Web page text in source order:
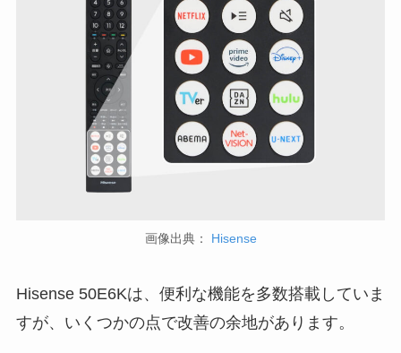
画像出典： Hisense
Hisense 50E6Kは、便利な機能を多数搭載していま
すが、いくつかの点で改善の余地があります。